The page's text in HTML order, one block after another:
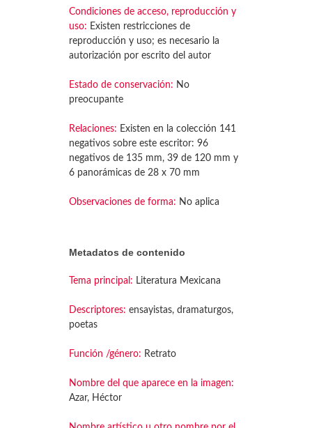
Condiciones de acceso, reproducción y
uso: Existen restricciones de
reproducción y uso; es necesario la
autorización por escrito del autor
Estado de conservación: No
preocupante
Relaciones: Existen en la colección 141
negativos sobre este escritor: 96
negativos de 135 mm, 39 de 120 mm y
6 panorámicas de 28 x 70 mm
Observaciones de forma: No aplica
Metadatos de contenido
Tema principal: Literatura Mexicana
Descriptores: ensayistas, dramaturgos,
poetas
Función /género: Retrato
Nombre del que aparece en la imagen:
Azar, Héctor